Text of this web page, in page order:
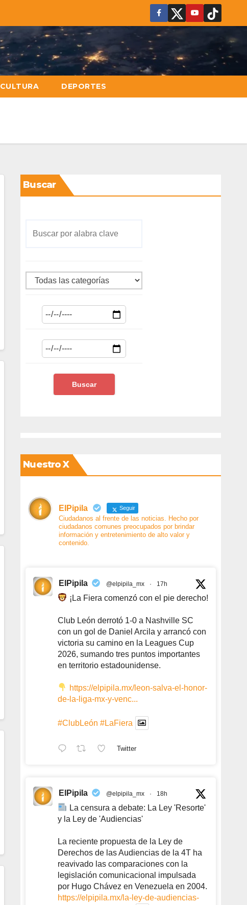
CULTURA DEPORTES
Buscar
Nuestro X
ElPipila Seguir
Ciudadanos al frente de las noticias. Hecho por
ciudadanos comunes preocupados por brindar
información y entretenimiento de alto valor y
contenido.
ElPipila @elpipila_mx · 17h
¡La Fiera comenzó con el pie derecho!
Club León derrotó 1-0 a Nashville SC
con un gol de Daniel Arcila y arrancó con
victoria su camino en la Leagues Cup
2026, sumando tres puntos importantes
en territorio estadounidense.
https://elpipila.mx/leon-salva-el-honor-
de-la-liga-mx-y-venc...
#ClubLeón #LaFiera
Twitter
ElPipila @elpipila_mx · 18h
La censura a debate: La Ley 'Resorte'
y la Ley de 'Audiencias'
La reciente propuesta de la Ley de
Derechos de las Audiencias de la 4T ha
reavivado las comparaciones con la
legislación comunicacional impulsada
por Hugo Chávez en Venezuela en 2004.
https://elpipila.mx/la-ley-de-audiencias-